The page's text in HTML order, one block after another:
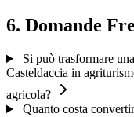
6. Domande
Si può trasformare
Casteldaccia in
agricola?
Quanto costa